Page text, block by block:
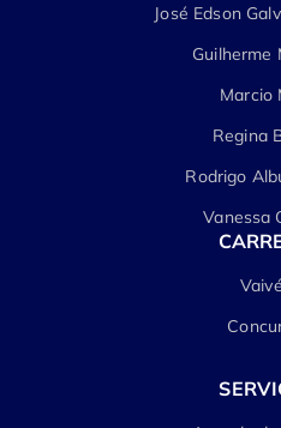
José Edson
Guilherme
Marcio
Regina
Rodrigo
Vanessa